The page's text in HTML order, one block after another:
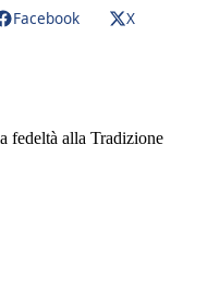
Facebook
X
fedeltà alla Tradizione